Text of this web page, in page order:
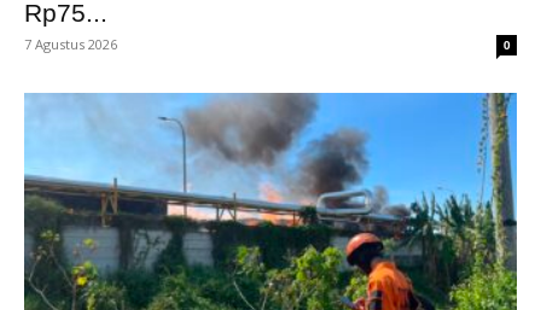
Rp75...
7 Agustus 2026 0